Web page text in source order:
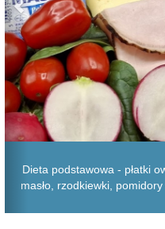
Dieta podstawowa - płatki
masło, rzodkiewki,